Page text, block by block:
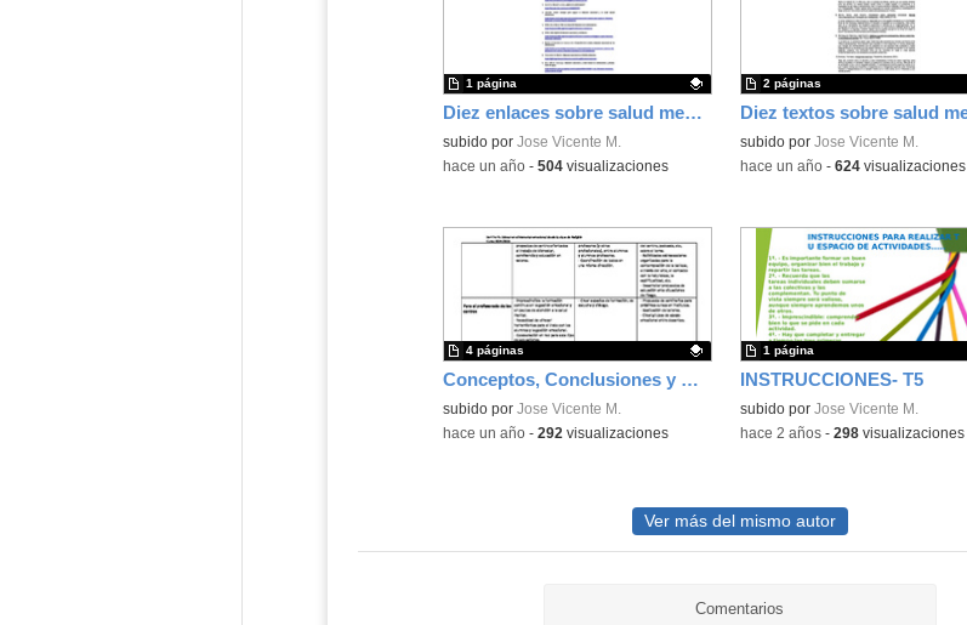
Diez enlaces sobre salud mental y bienestar emocional
Contenido educativo.
subido por Jose Vicente M.
1 página
-hace un año- 504visualizaciones
Contenido educativo.
subido por Jose Vicente M.
2 páginas
-hace un año- 624visualizaciones
Conceptos, Conclusiones y Propuestas Seminario bienestar emocional
Contenido educativo.
subido por Jose Vicente M.
4 páginas
-hace un año- 292 visualizaciones
INSTRUCCIONES- T5
Contenido educativo.
subido por Jose Vicente M.
1 página
-hace 2 años- 298visualizaciones
Ver más del mismo autor
Comentarios